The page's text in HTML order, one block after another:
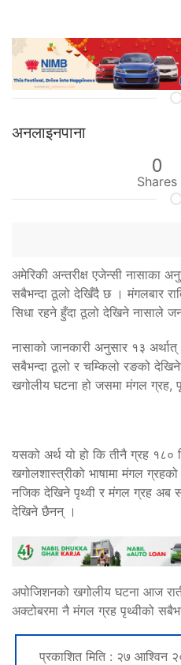
अनलाइनपाना
0
Shares
अमेरिकी अन्तरीक्ष एजेन्सी नासाका
सबैभन्दा ठूलो देखिँदै छ । मंगलबार
सिधा रहने हुँदा ठूलो देखिने नासाले
नासाको जानकारी अनुसार १३
सबैभन्दा ठूलो र चम्किलो रङको
खगोलीय घटना हो जसमा मंगल ग्रह,
यसको अर्थ यो हो कि तीनै ग्रह १८०
खगोलशास्त्रीको भाषामा मंगल
नजिक देखिने पृथ्वी र मंगल ग्रह अब
देखिने छैनन् ।
अपोजिशनको खगोलीय घटना आज
अक्टोबरमा नै मंगल ग्रह पृथ्वीको
प्रकाशित मिति : २७